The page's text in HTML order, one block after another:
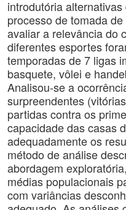
introdutória
processo de tomada
avaliar a relevância do
diferentes esportes
temporadas de 7 ligas
basquete, vôlei e
Analisou-se a
surpreendentes
partidas contra os
capacidade das casas
adequadamente os
método de análise
abordagem
médias populacionais
com variâncias